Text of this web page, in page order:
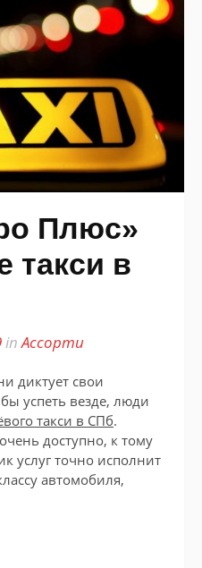
Плюс»
такси в
inАссорти
диктует свои
успеть везде, люди
такси в СПб.
доступно, к тому
услуг точно исполнит
автомобиля,